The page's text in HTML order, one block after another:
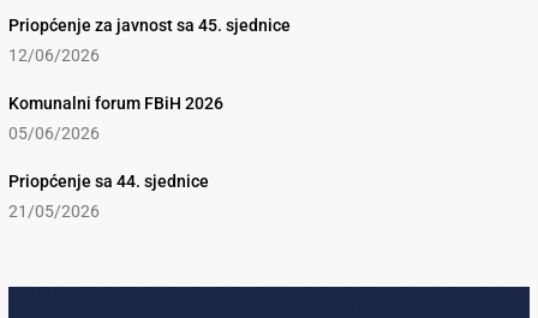
Priopćenje za javnost sa 45. sjednice
12/06/2026
Komunalni forum FBiH 2026
05/06/2026
Priopćenje sa 44. sjednice
21/05/2026